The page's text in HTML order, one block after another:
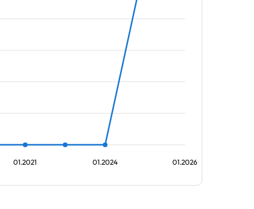
01.2021 01.2024 01.2026